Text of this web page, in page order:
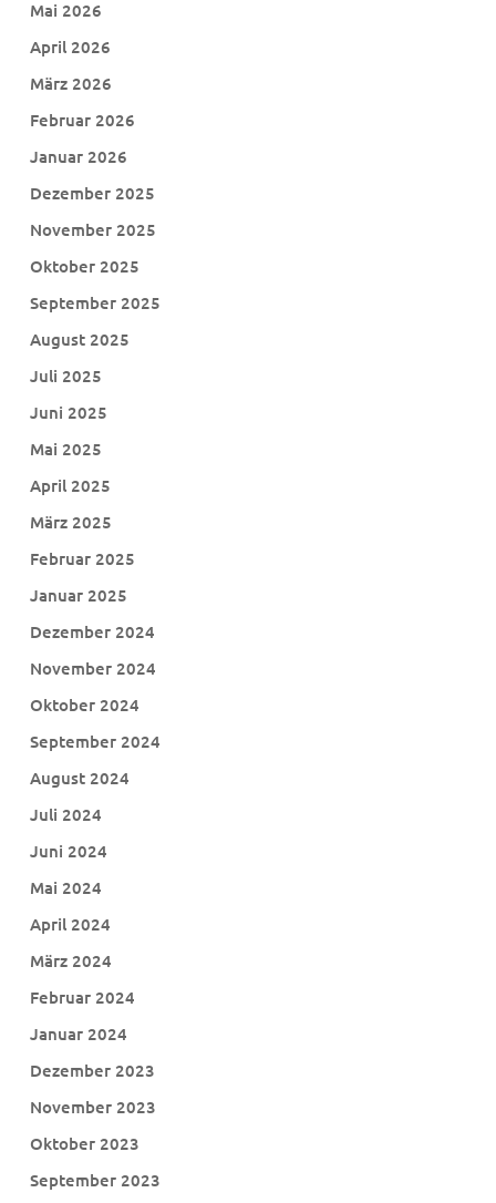
Mai 2026
April 2026
März 2026
Februar 2026
Januar 2026
Dezember 2025
November 2025
Oktober 2025
September 2025
August 2025
Juli 2025
Juni 2025
Mai 2025
April 2025
März 2025
Februar 2025
Januar 2025
Dezember 2024
November 2024
Oktober 2024
September 2024
August 2024
Juli 2024
Juni 2024
Mai 2024
April 2024
März 2024
Februar 2024
Januar 2024
Dezember 2023
November 2023
Oktober 2023
September 2023